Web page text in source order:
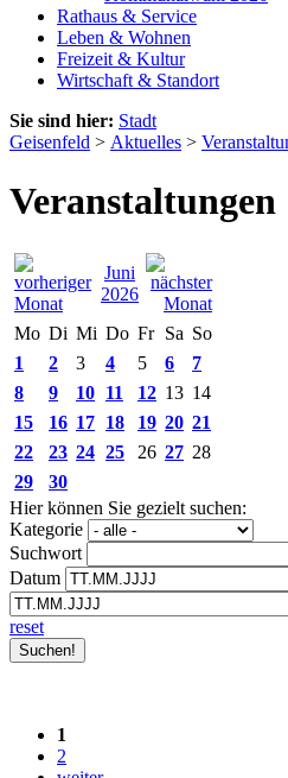
Rathaus & Service
Leben & Wohnen
Freizeit & Kultur
Wirtschaft & Standort
Sie sind hier: Stadt
Geisenfeld > Aktuelles >
Veranstaltungen
Juni
2026
Mo Di Mi Do Fr Sa So
1
2 3 4 5 6
7
8
9 10 11 12 13 14
15
16 17 18 19 20 21
22
23 24 25 26 27 28
29
30
Hier können Sie gezielt suchen:
Kategorie
Suchwort
Datum
reset
1
2